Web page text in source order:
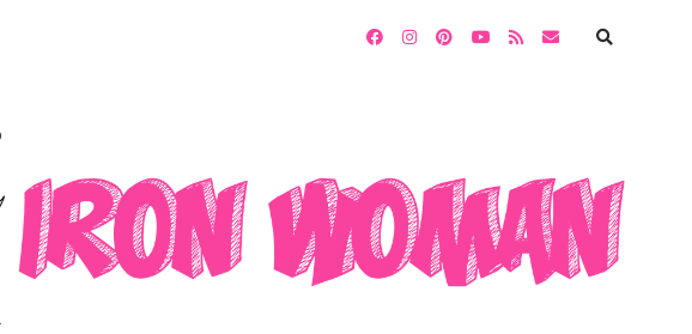
facebookinstagram
pinterestyoutube
rss email